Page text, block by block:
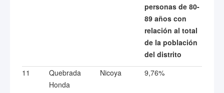
personas de 80-
89 años con
relación al total
de la población
del distrito
11
Quebrada
Honda
Nicoya 9,76%